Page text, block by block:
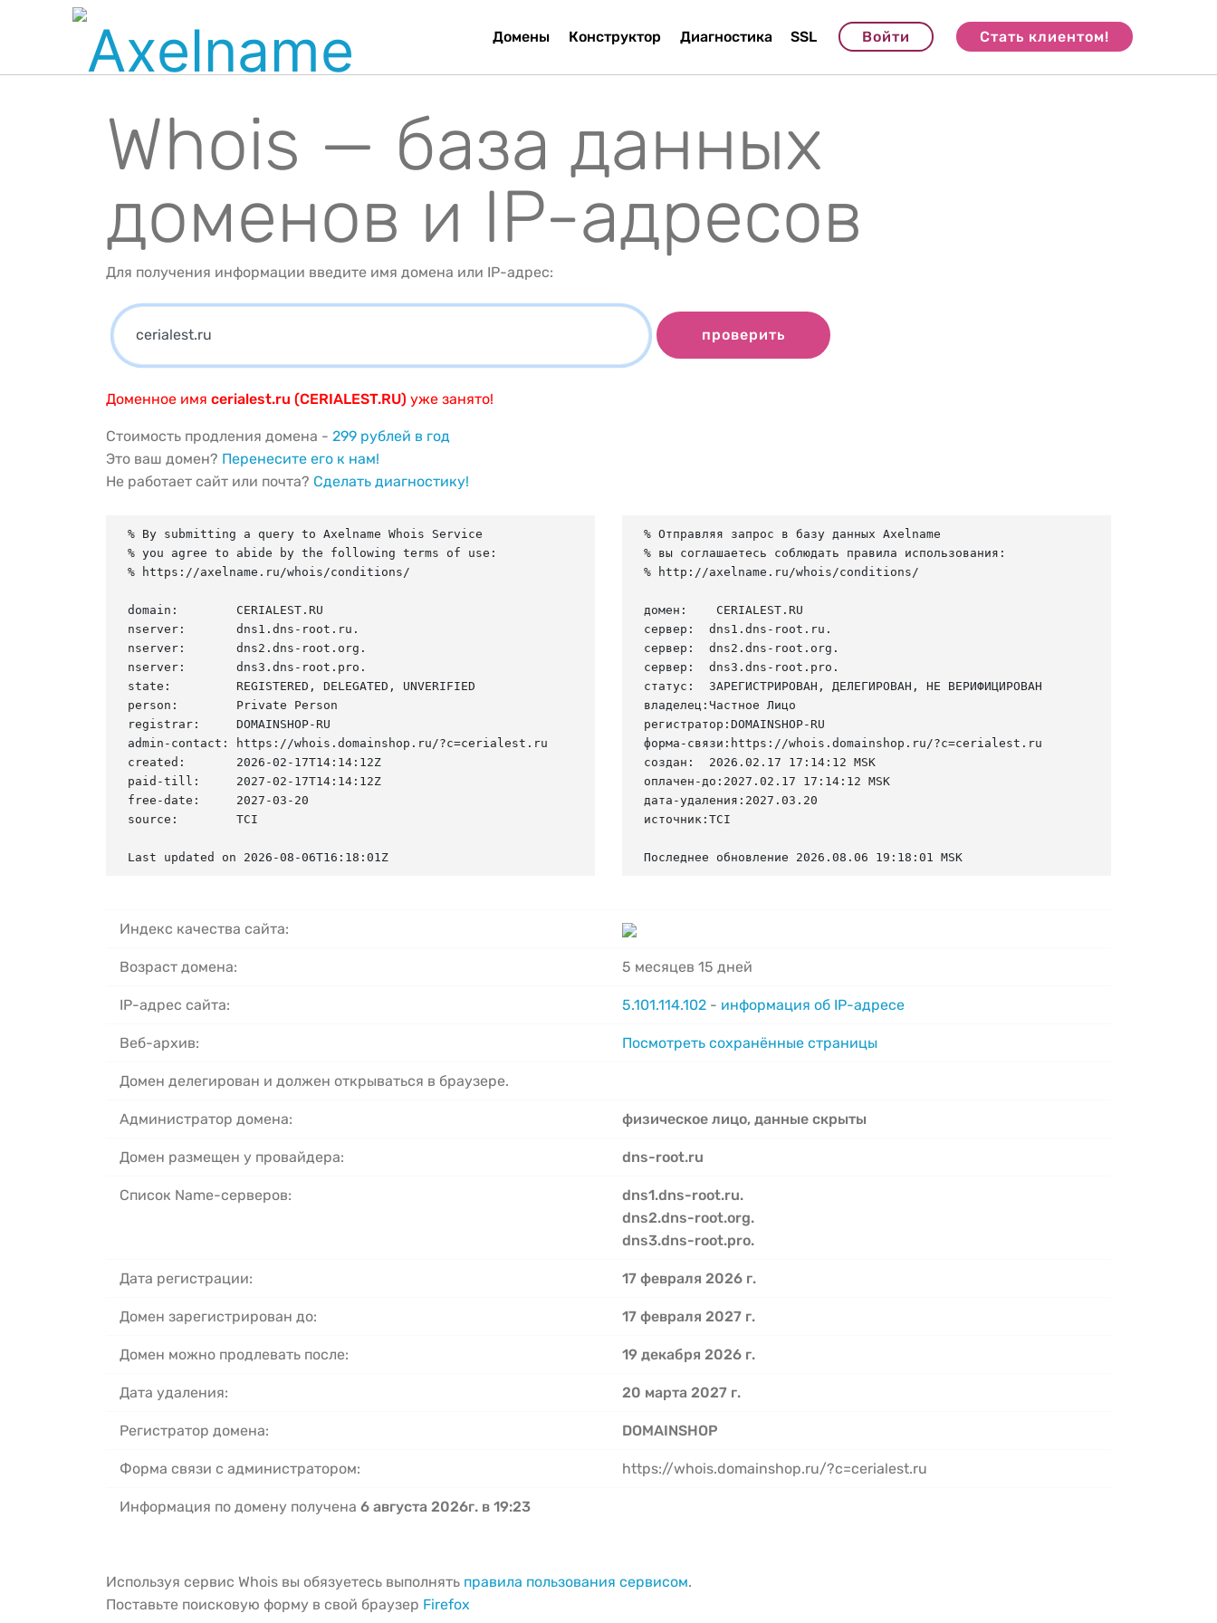
Домены Конструктор Диагностика SSL Войти Стать клиентом!
Whois — база данных
доменов и IP-адресов
Для получения информации введите имя домена или IP-адрес:
проверить
Доменное имя cerialest.ru (CERIALEST.RU) уже занято!
Стоимость продления домена - 299 рублей в год
Это ваш домен? Перенесите его к нам!
Не работает сайт или почта? Сделать диагностику!
% By submitting a query to Axelname Whois Service
% you agree to abide by the following terms of use:
% https://axelname.ru/whois/conditions/
domain:        CERIALEST.RU
nserver:       dns1.dns-root.ru.
nserver:       dns2.dns-root.org.
nserver:       dns3.dns-root.pro.
state:         REGISTERED, DELEGATED, UNVERIFIED
person:        Private Person
registrar:     DOMAINSHOP-RU
admin-contact: https://whois.domainshop.ru/?c=cerialest.ru
created:       2026-02-17T14:14:12Z
paid-till:     2027-02-17T14:14:12Z
free-date:     2027-03-20
source:        TCI
Last updated on 2026-08-06T16:18:01Z
% Отправляя запрос в базу данных Axelname
% вы соглашаетесь соблюдать правила использования:
% http://axelname.ru/whois/conditions/
домен:    CERIALEST.RU
сервер:  dns1.dns-root.ru.
сервер:  dns2.dns-root.org.
сервер:  dns3.dns-root.pro.
статус:  ЗАРЕГИСТРИРОВАН, ДЕЛЕГИРОВАН, НЕ ВЕРИФИЦИРОВАН
владелец:Частное Лицо
регистратор:DOMAINSHOP-RU
форма-связи:https://whois.domainshop.ru/?c=cerialest.ru
создан:  2026.02.17 17:14:12 MSK
оплачен-до:2027.02.17 17:14:12 MSK
дата-удаления:2027.03.20
источник:TCI
Последнее обновление 2026.08.06 19:18:01 MSK
Индекс качества сайта:
Возраст домена: 5 месяцев 15 дней
IP-адрес сайта: 5.101.114.102 - информация об IP-адресе
Веб-архив: Посмотреть сохранённые страницы
Домен делегирован и должен открываться в браузере.
Администратор домена: физическое лицо, данные скрыты
Домен размещен у провайдера: dns-root.ru
Список Name-серверов:
dns1.dns-root.ru.
dns2.dns-root.org.
dns3.dns-root.pro.
Дата регистрации: 17 февраля 2026 г.
Домен зарегистрирован до: 17 февраля 2027 г.
Домен можно продлевать после: 19 декабря 2026 г.
Дата удаления: 20 марта 2027 г.
Регистратор домена: DOMAINSHOP
Форма связи с администратором: https://whois.domainshop.ru/?c=cerialest.ru
Информация по домену получена 6 августа 2026г. в 19:23
Используя сервис Whois вы обязуетесь выполнять правила пользования сервисом.
Поставьте поисковую форму в свой браузер Firefox